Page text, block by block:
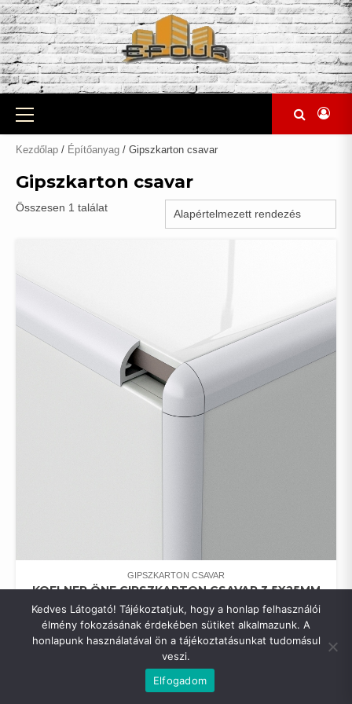
Skip
to
content
Primary
Menu
Kezdőlap / Építőanyag / Gipszkarton csavar
Gipszkarton csavar
Összesen 1 találat
GIPSZKARTON CSAVAR
KOELNER ÖNF.GIPSZKARTON CSAVAR 3,5X25MM
250DB,MŰA.DOBOZ
0FT
Copyright © All rights reserved.|Shopical
Kedves Látogató! Tájékoztatjuk, hogy a honlap felhasználói
élmény fokozásának érdekében sütiket alkalmazunk. A
honlapunk használatával ön a tájékoztatásunkat tudomásul
veszi.
Elfogadom